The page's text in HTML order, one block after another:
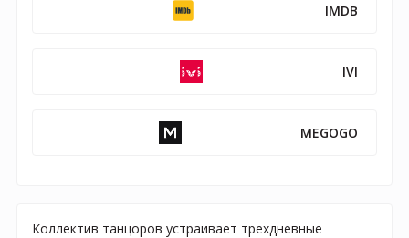
IMDB
IVI
MEGOGO
Коллектив танцоров устраивает трехдневные